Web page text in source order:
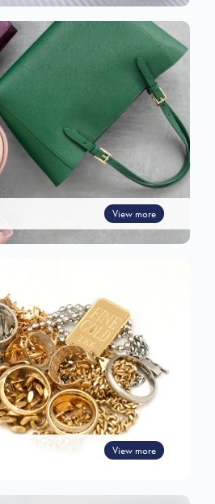
View more
View more